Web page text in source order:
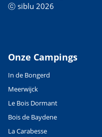
ⓒ siblu 2026
Onze Campings
In de Bongerd
Meerwijck
Le Bois Dormant
Bois de Baydene
La Carabesse